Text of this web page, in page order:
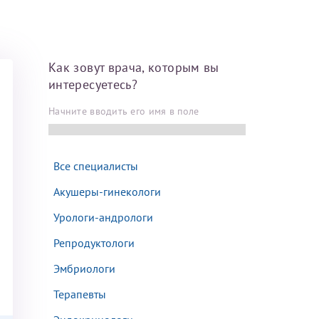
Как зовут врача, которым вы
интересуетесь?
Начните вводить его имя в поле
Все специалисты
Акушеры-гинекологи
Урологи-андрологи
Репродуктологи
Эмбриологи
Терапевты
отправки
не
заявки.